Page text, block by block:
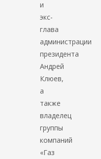
и
экс-
глава
администрации
президента
Андрей
Клюев,
а
также
владелец
группы
компаний
«Газ